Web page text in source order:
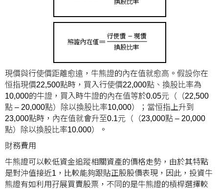
現價與行使價距離愈遠，牛熊證的內在值就愈高。假設你在
恒指現價22,500點時，買入行使價22,000點、換股比率為
10,000的牛證，買入時牛證的內在值等於0.05元（（22,500
點 – 20,000點）除以換股比率10,000）；當恒指上升到
23,000點時，內在值就會升至0.1元（（23,000點 – 20,000
點）除以換股比率10.000）。
財務費用
牛熊證可以較低資金追蹤相關資產的價格走勢，由於其特點
是對沖值接近1，比較能夠跟貼正股股價表現，因此，投資牛
熊證有如利用孖展買賣股票，不同的是牛熊證的槓桿選擇較